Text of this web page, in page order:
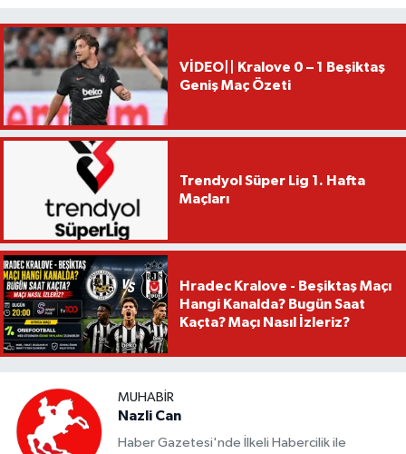
VİDEO|| Kralove 0 – 1 Beşiktaş
Geniş Maç Özeti
Trendyol Süper Lig 1. Hafta
Maçları
Hradec Kralove - Beşiktaş Maçı
Hangi Kanalda? Bugün Saat
Kaçta? Maçı Nasıl İzleriz?
MUHABIR
Nazli Can
Haber Gazetesi'nde İlkeli Habercilik ile